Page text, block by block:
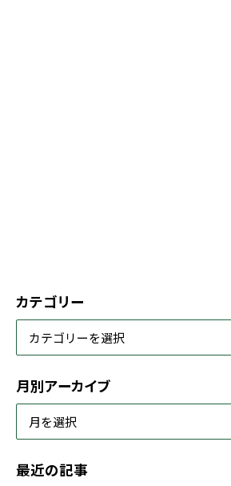
カテゴリー
月別アーカイブ
最近の記事